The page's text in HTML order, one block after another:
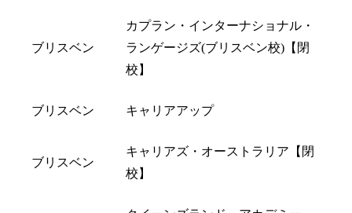
ブリスベン
カプラン・インターナショナル・
ランゲージズ(ブリスベン校)【閉
校】
ブリスベン キャリアアップ
ブリスベン
キャリアズ・オーストラリア【閉
校】